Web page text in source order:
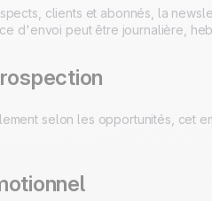
clients et abonnés, la
d'envoi peut être journalière,
selon les opportunités, cet